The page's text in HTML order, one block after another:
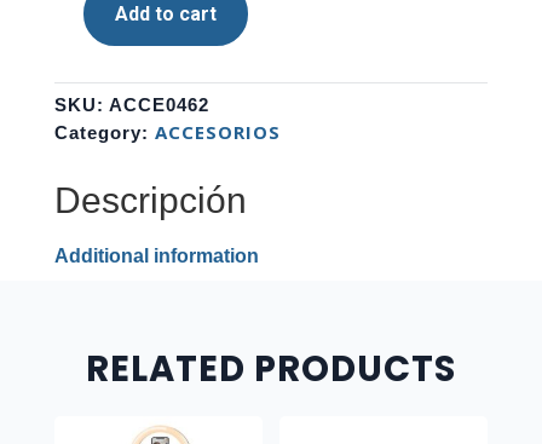
ALUMINIO
DISIPADORES
DE
CALOR
PARA
NVME
M.2
2280
SILICONA
Add to cart
SKU: ACCE0462
Category: ACCESORIOS
Descripción
Additional information
RELATED PRODUCTS